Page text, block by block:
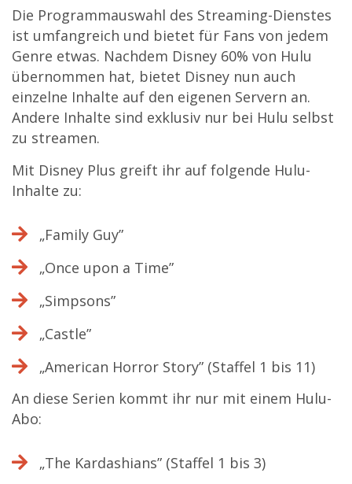
Die Programmauswahl des Streaming-Dienstes
ist umfangreich und bietet für Fans von jedem
Genre etwas. Nachdem Disney 60% von Hulu
übernommen hat, bietet Disney nun auch
einzelne Inhalte auf den eigenen Servern an.
Andere Inhalte sind exklusiv nur bei Hulu selbst
zu streamen.
Mit Disney Plus greift ihr auf folgende Hulu-
Inhalte zu:
„Family Guy”
„Once upon a Time”
„Simpsons”
„Castle”
„American Horror Story” (Staffel 1 bis 11)
An diese Serien kommt ihr nur mit einem Hulu-
Abo:
„The Kardashians” (Staffel 1 bis 3)